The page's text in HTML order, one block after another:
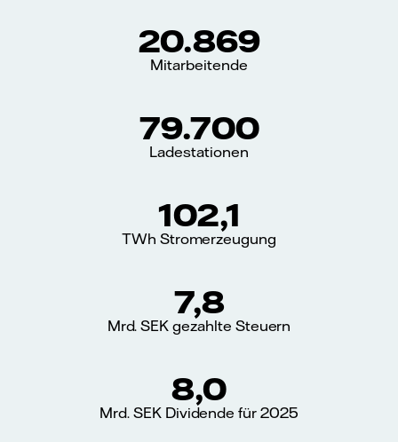
20.869
Mitarbeitende
79.700
Ladestationen
102,1
TWh Stromerzeugung
7,8
Mrd. SEK gezahlte Steuern
8,0
Mrd. SEK Dividende für 2025